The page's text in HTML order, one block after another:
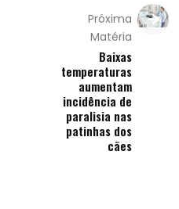
Próxima
Matéria
Baixas
temperaturas
aumentam
incidência de
paralisia nas
patinhas dos
cães